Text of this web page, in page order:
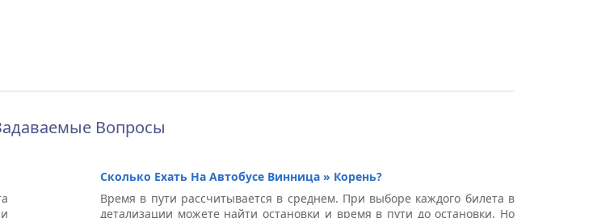
Вопросы
Сколько Ехать На Автобусе Винница » Корень?
Время в пути рассчитывается в среднем. При выборе каждого билета в
детализации можете найти остановки и время в пути до остановки. Но